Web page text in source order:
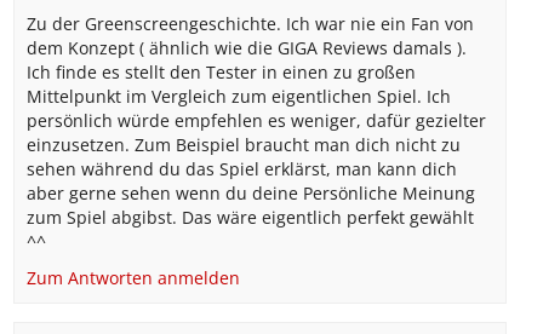
Zu der Greenscreengeschichte. Ich war nie ein Fan von
dem Konzept ( ähnlich wie die GIGA Reviews damals ).
Ich finde es stellt den Tester in einen zu großen
Mittelpunkt im Vergleich zum eigentlichen Spiel. Ich
persönlich würde empfehlen es weniger, dafür gezielter
einzusetzen. Zum Beispiel braucht man dich nicht zu
sehen während du das Spiel erklärst, man kann dich
aber gerne sehen wenn du deine Persönliche Meinung
zum Spiel abgibst. Das wäre eigentlich perfekt gewählt
^^
Zum Antworten anmelden